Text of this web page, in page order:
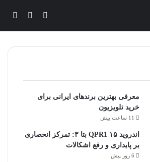
ورود تغییر
معرفی بهترین برندهای ایرانی برای
خرید تلویزیون
11 ساعت پیش
اندروید ۱۵ QPR1 بتا ۳: تمرکز انحصاری
بر پایداری و رفع اشکالات
6 روز پیش